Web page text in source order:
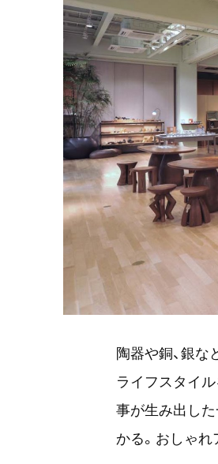
陶器や銅、銀
ライフスタイル
事が生み出し
かる。おしゃれ